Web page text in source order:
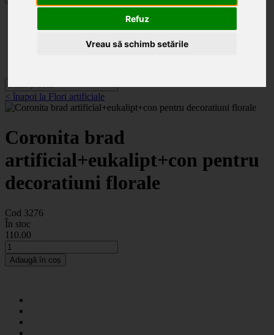
Refuz
Vreau să schimb setările
Categorii
< înapoi la Flori artificiale
Coronita brad
artificial+eukalipt+con pentru
decoratiuni florale
Cod 3276
În stoc
110.00
Adaugă în coș